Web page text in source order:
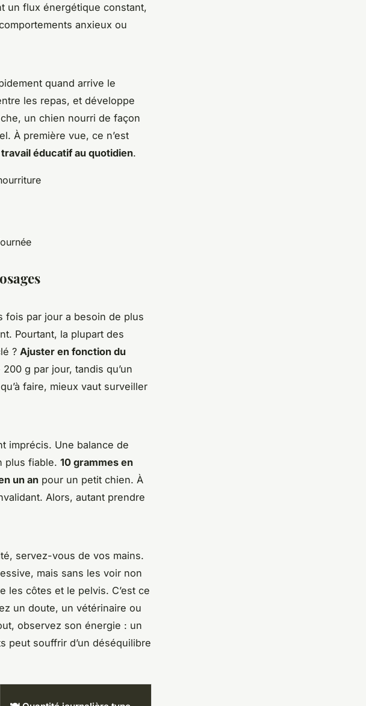
un flux énergétique constant,
anxieux ou
quand arrive le
les repas, et développe
un chien nourri de façon
À première vue, ce n’est
travail éducatif au quotidien.
fois par jour a besoin de plus
Pourtant, la plupart des
? Ajuster en fonction du
g par jour, tandis qu’un
faire, mieux vaut surveiller
imprécis. Une balance de
plus fiable. 10 grammes en
un an pour un petit chien. À
Alors, autant prendre
servez-vous de vos mains.
mais sans les voir non
les côtes et le pelvis. C’est ce
un doute, un vétérinaire ou
observez son énergie : un
peut souffrir d’un déséquilibre